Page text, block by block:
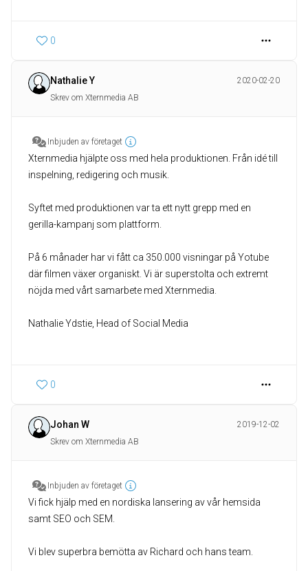
0
Nathalie Y
2020-02-20
Skrev om Xternmedia AB
Inbjuden av företaget
Xternmedia hjälpte oss med hela produktionen. Från idé till
inspelning, redigering och musik.
Syftet med produktionen var ta ett nytt grepp med en
gerilla-kampanj som plattform.
På 6 månader har vi fått ca 350.000 visningar på Yotube
där filmen växer organiskt. Vi är superstolta och extremt
nöjda med vårt samarbete med Xternmedia.
Nathalie Ydstie, Head of Social Media
0
Johan W
2019-12-02
Skrev om Xternmedia AB
Inbjuden av företaget
Vi fick hjälp med en nordiska lansering av vår hemsida
samt SEO och SEM.
Vi blev superbra bemötta av Richard och hans team.